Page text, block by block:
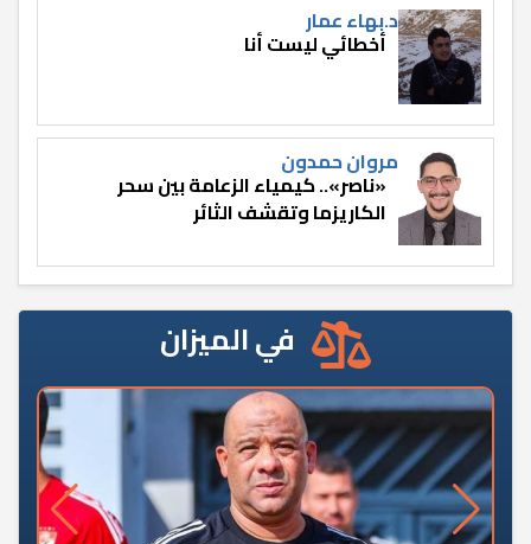
د.بهاء عمار
أخطائي ليست أنا
مروان حمدون
«ناصر».. كيمياء الزعامة بين سحر
الكاريزما وتقشف الثائر
في الميزان